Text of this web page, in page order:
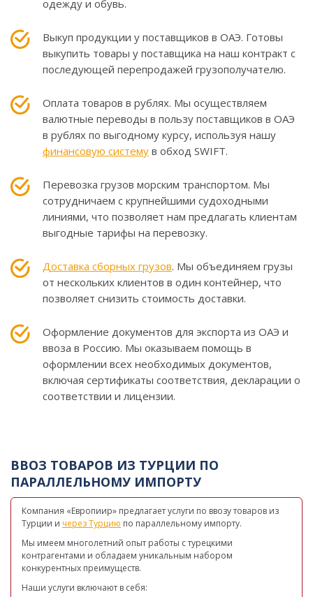
одежду и обувь.
Выкуп продукции у поставщиков в ОАЭ. Готовы
выкупить товары у поставщика на наш контракт с
последующей перепродажей грузополучателю.
Оплата товаров в рублях. Мы осуществляем
валютные переводы в пользу поставщиков в ОАЭ
в рублях по выгодному курсу, используя нашу
финансовую систему в обход SWIFT.
Перевозка грузов морским транспортом. Мы
сотрудничаем с крупнейшими судоходными
линиями, что позволяет нам предлагать клиентам
выгодные тарифы на перевозку.
Доставка сборных грузов. Мы объединяем грузы
от нескольких клиентов в один контейнер, что
позволяет снизить стоимость доставки.
Оформление документов для экспорта из ОАЭ и
ввоза в Россию. Мы оказываем помощь в
оформлении всех необходимых документов,
включая сертификаты соответствия, декларации о
соответствии и лицензии.
ВВОЗ ТОВАРОВ ИЗ ТУРЦИИ ПО
ПАРАЛЛЕЛЬНОМУ ИМПОРТУ
Компания «Европиир» предлагает услуги по ввозу товаров из
Турции и через Турцию по параллельному импорту.
Мы имеем многолетний опыт работы с турецкими
контрагентами и обладаем уникальным набором
конкурентных преимуществ.
Наши услуги включают в себя: